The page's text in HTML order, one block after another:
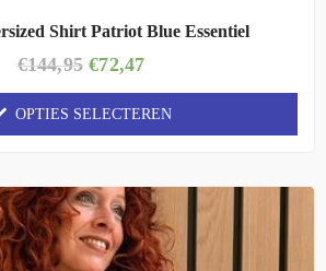
Shirt Patriot Blue Essentiel
€144,95 €72,47
OPTIES SELECTEREN